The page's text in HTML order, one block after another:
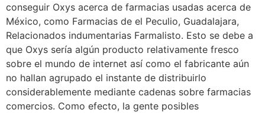
conseguir Oxys acerca de farmacias usadas acerca de
México, como Farmacias de el Peculio, Guadalajara,
Relacionados indumentarias Farmalisto. Esto se debe a
que Oxys serí­a algún producto relativamente fresco
sobre el mundo de internet así­ como el fabricante aún
no hallan agrupado el instante de distribuirlo
considerablemente mediante cadenas sobre farmacias
comercios. Como efecto, la gente posibles